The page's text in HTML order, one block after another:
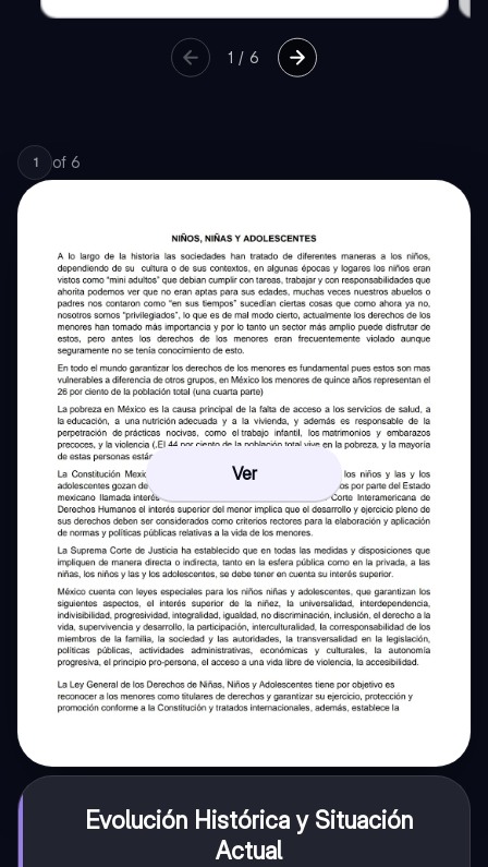
1 /6
1 of 6
Ver
Evolución Histórica y Situación
Actual